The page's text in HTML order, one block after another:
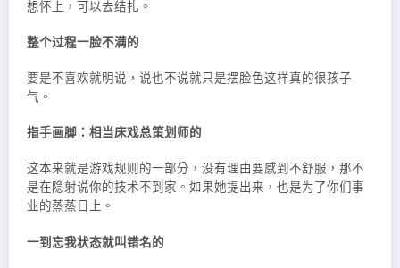
想怀上，可以去结扎。
整个过程一脸不满的
要是不喜欢就明说，说也不说就只是摆脸色这样真的很孩子
气。
指手画脚：相当床戏总策划师的
这本来就是游戏规则的一部分，没有理由要感到不舒服，那不
是在隐射说你的技术不到家。如果她提出来，也是为了你们事
业的蒸蒸日上。
一到忘我状态就叫错名的